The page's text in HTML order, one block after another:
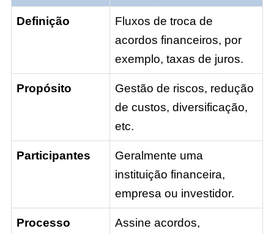
Definição
Fluxos de troca de
acordos financeiros, por
exemplo, taxas de juros.
Propósito
Gestão de riscos, redução
de custos, diversificação,
etc.
Participantes
Geralmente uma
instituição financeira,
empresa ou investidor.
Processo
Assine acordos,